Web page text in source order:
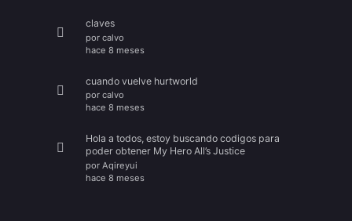
claves
por calvo
hace 8 meses
cuando vuelve hurtworld
por calvo
hace 8 meses
Hola a todos, estoy buscando codigos para
poder obtener My Hero All’s Justice
por Aqireyui
hace 8 meses